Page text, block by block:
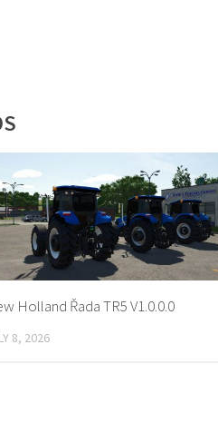
Holland Řada TR5 V1.0.0.0
8, 2026